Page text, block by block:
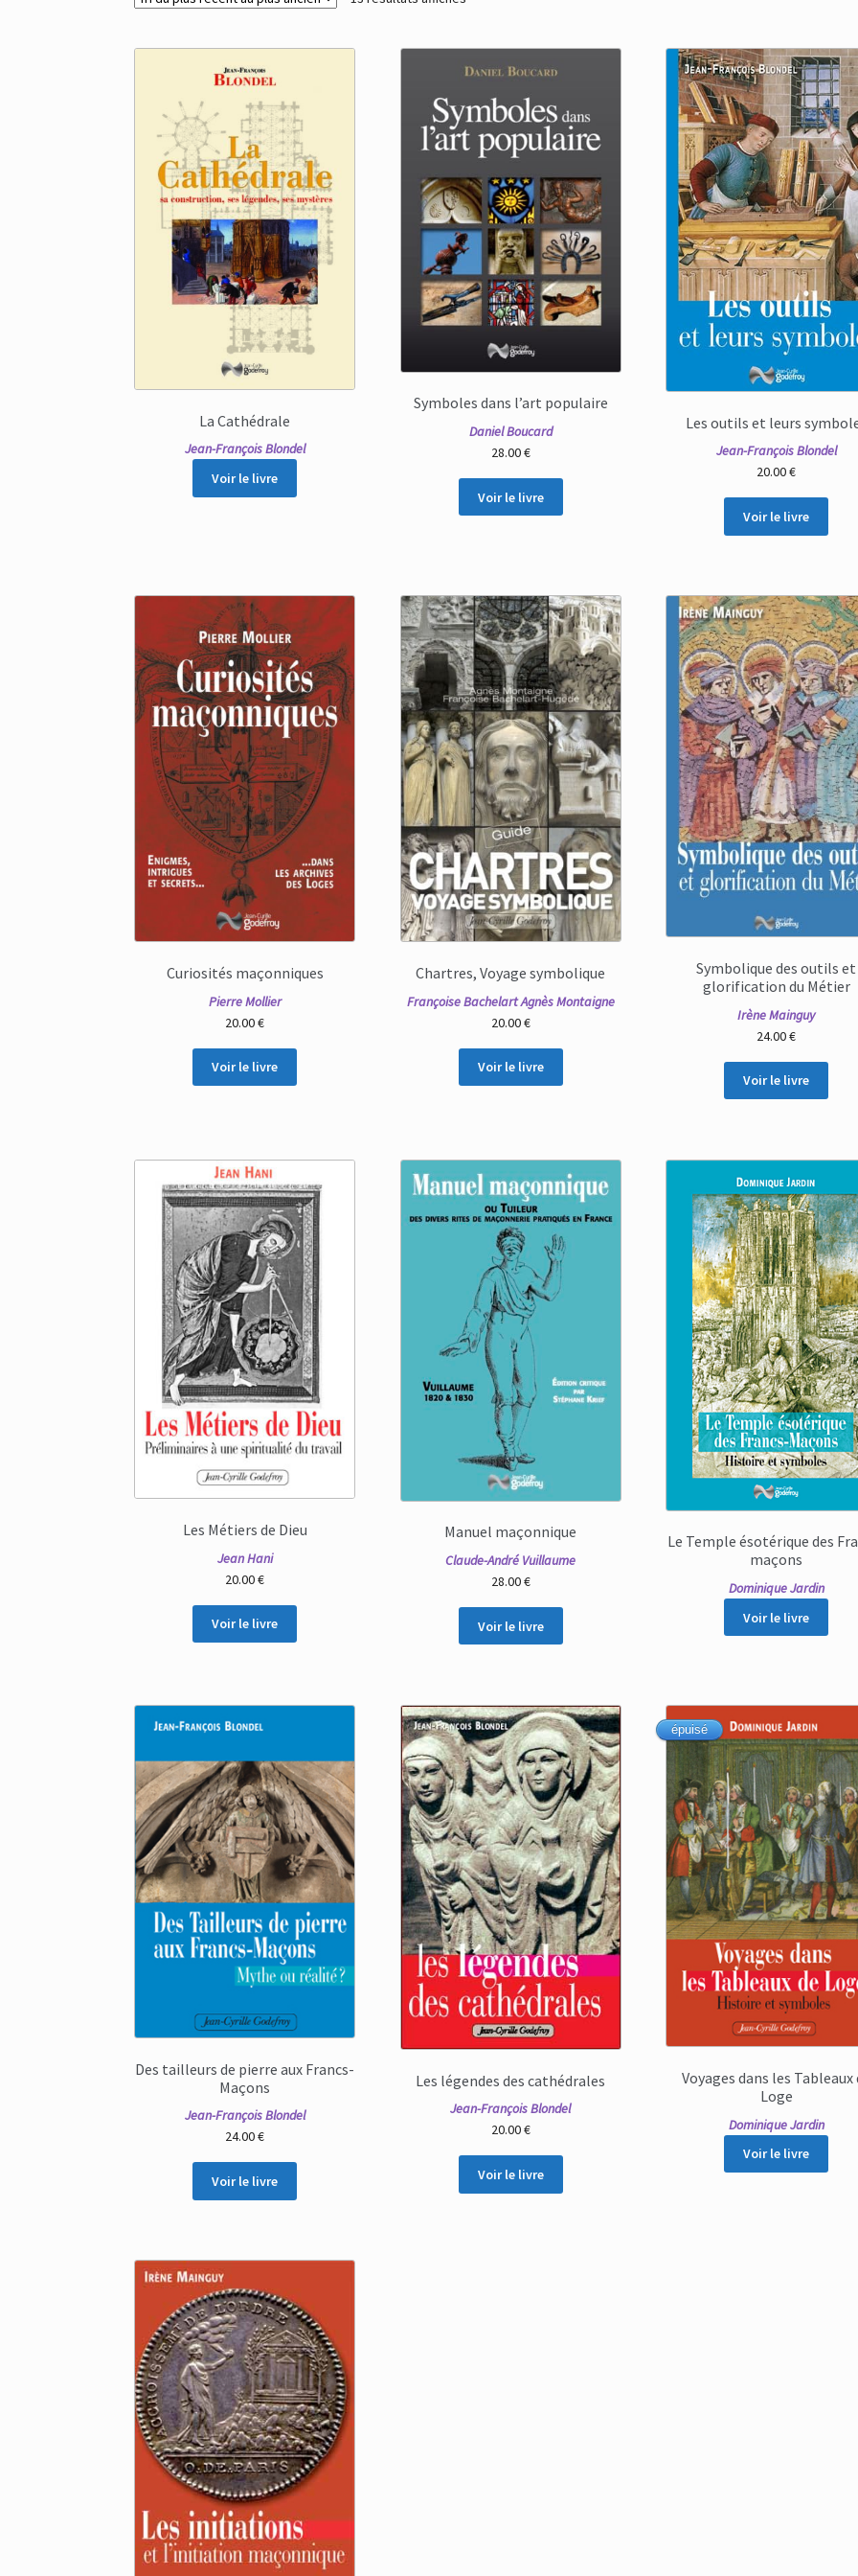
au
plus
ancien
La Cathédrale
Jean-François Blondel
Voir le livre
Symboles dans l’art populaire
Daniel Boucard
28.00€
Voir le livre
Les outils et leurs
Jean-François Blondel
20.00€
Voir le livre
Curiosités maçonniques
Pierre Mollier
20.00€
Voir le livre
Chartres, Voyage symbolique
Françoise Bachelart Agnès Montaigne
20.00€
Voir le livre
Symbolique des outils et
glorification du Métier
Irène Mainguy
24.00€
Voir le livre
Les Métiers de Dieu
Jean Hani
20.00€
Voir le livre
Manuel maçonnique
Claude-André Vuillaume
28.00€
Voir le livre
Le Temple ésotérique des
maçons
Dominique Jardin
Voir le livre
Des tailleurs de pierre aux Francs-
Maçons
Jean-François Blondel
24.00€
Voir le livre
Les légendes des cathédrales
Jean-François Blondel
20.00€
Voir le livre
Voyages dans les Tableaux
Loge
Dominique Jardin
épuisé
Voir le livre